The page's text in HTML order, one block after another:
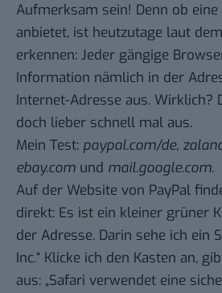
Aufmerksam sein! Denn ob eine
anbietet, ist heutzutage laut
erkennen: Jeder gängige
Information nämlich in der
Internet-Adresse aus. Wirklich?
doch lieber schnell mal aus.
Mein Test: paypal.com/de,
ebay.com und mail.google.com.
Auf der Website von PayPal
direkt: Es ist ein kleiner grüner
der Adresse. Darin sehe ich ein
Inc.“ Klicke ich den Kasten an,
aus: „Safari verwendet eine